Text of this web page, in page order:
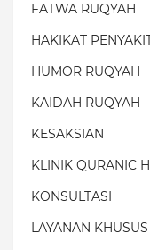
FATWA RUQYAH
HAKIKAT
HUMOR RUQYAH
KAIDAH RUQYAH
KESAKSIAN
KLINIK QURANIC
KONSULTASI
LAYANAN